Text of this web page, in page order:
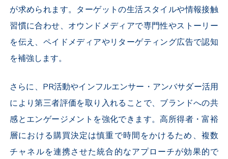
が求められます。ターゲットの生活スタイルや情報接触
習慣に合わせ、オウンドメディアで専門性やストーリー
を伝え、ペイドメディアやリターゲティング広告で認知
を補強します。
さらに、PR活動やインフルエンサー・アンバサダー活用
により第三者評価を取り入れることで、ブランドへの共
感とエンゲージメントを強化できます。高所得者・富裕
層における購買決定は慎重で時間をかけるため、複数
チャネルを連携させた統合的なアプローチが効果的で